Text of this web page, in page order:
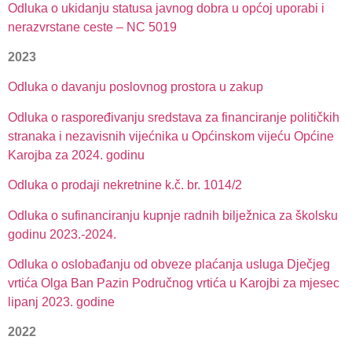
Odluka o ukidanju statusa javnog dobra u općoj uporabi i
nerazvrstane ceste – NC 5019
2023
Odluka o davanju poslovnog prostora u zakup
Odluka o raspoređivanju sredstava za financiranje političkih
stranaka i nezavisnih vijećnika u Općinskom vijeću Općine
Karojba za 2024. godinu
Odluka o prodaji nekretnine k.č. br. 1014/2
Odluka o sufinanciranju kupnje radnih bilježnica za školsku
godinu 2023.-2024.
Odluka o oslobađanju od obveze plaćanja usluga Dječjeg
vrtića Olga Ban Pazin Područnog vrtića u Karojbi za mjesec
lipanj 2023. godine
2022